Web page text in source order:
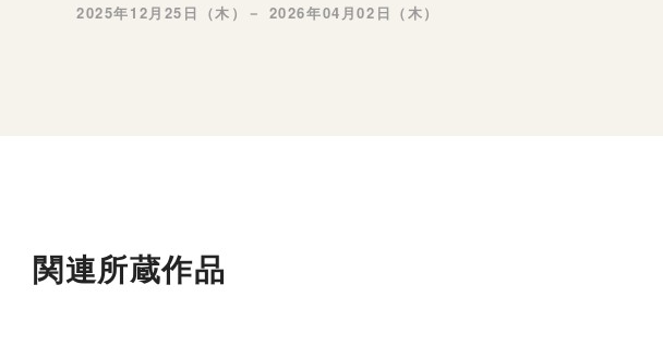
2025年12月25日（木）－ 2026年04月02日（木）
関連所蔵作品